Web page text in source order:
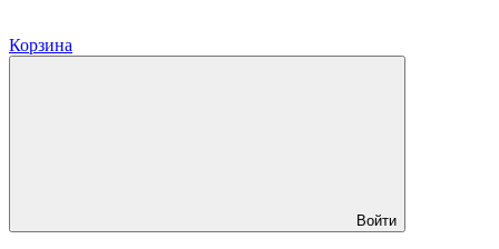
Корзина
Войти